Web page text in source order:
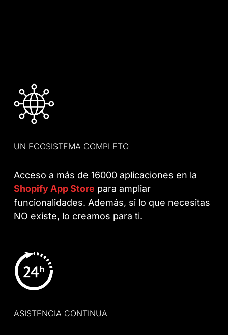
UN ECOSISTEMA COMPLETO
Acceso a más de 16000 aplicaciones en la
Shopify App Store para ampliar
funcionalidades. Además, si lo que necesitas
NO existe, lo creamos para ti.
ASISTENCIA CONTINUA